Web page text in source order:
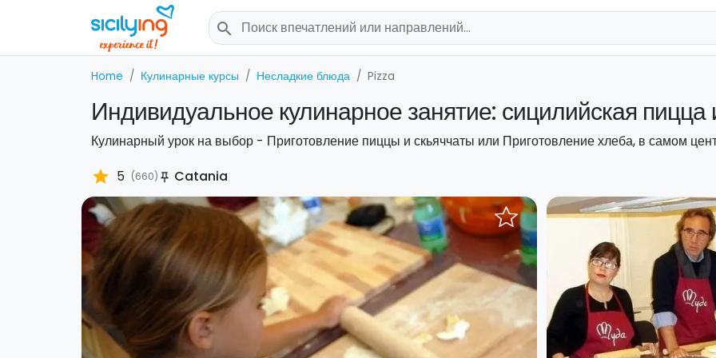
search
Home Кулинарные курсы Несладкие блюда Pizza
Индивидуальное кулинарное занятие: сицилийская пицца
Кулинарный урок на выбор - Приготовление пиццы и скьяччаты или Приготовление хлеба, в самом
star 5 (660) push_pin Catania